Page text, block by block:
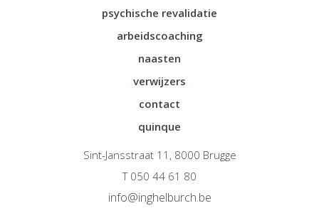
psychische revalidatie
arbeidscoaching
naasten
verwijzers
contact
quinque
Sint-Jansstraat 11, 8000 Brugge
T 050 44 61 80
info@inghelburch.be